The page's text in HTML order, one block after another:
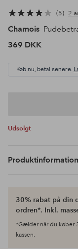
5 2
Chamois
369 DKK
Køb nu, betal senere.
Udsolgt
Produktinformation
30% rabat på din
ordren*. Inkl.
*Gælder når du køber
kassen.